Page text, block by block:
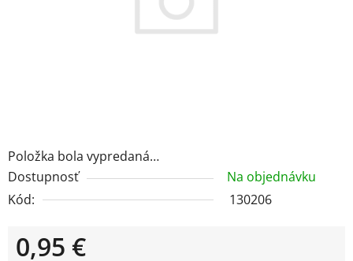
Položka bola vypredaná…
Dostupnosť
Na objednávku
Kód:
130206
0,95 €